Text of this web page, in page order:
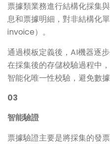
票據類業務進行結構化採集
息和票據明細，對非結構化
invoice）。
通過模板定義後，AI機器逐
在採集後的存儲校驗過程中
智能化唯一性校驗，避免數
03
智能驗證
票據驗證主要是將採集的發